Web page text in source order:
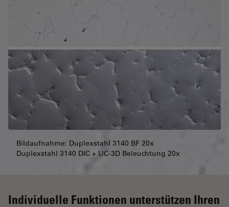
Bildaufnahme: Duplexstahl 3140 BF 20x
Duplexstahl 3140 DIC + UC-3D Beleuchtung 20x
Individuelle Funktionen unterstützen Ihren